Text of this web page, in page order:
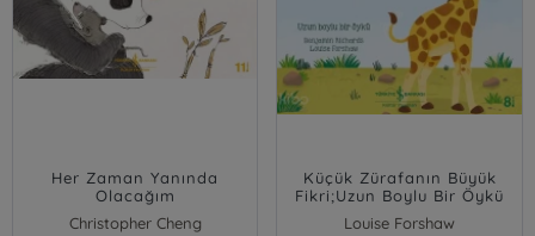
Her Zaman Yanında
Olacağım
Christopher Cheng
Küçük Zürafanın Büyük
Fikri;Uzun Boylu Bir Öykü
Louise Forshaw